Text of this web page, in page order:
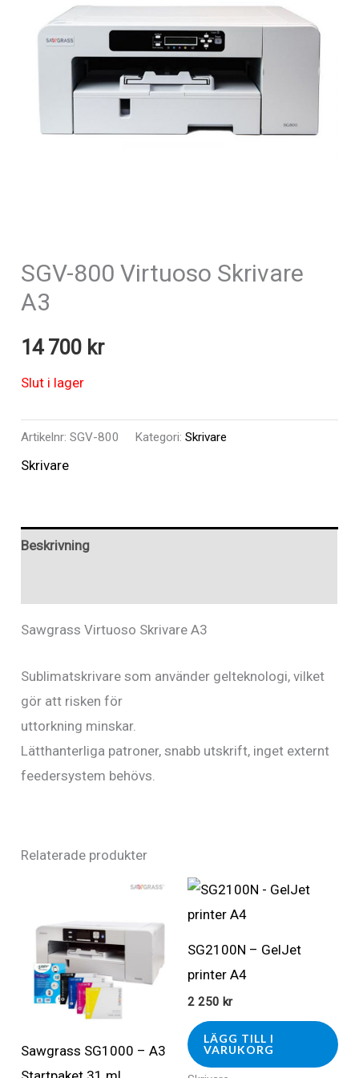
SGV-800 Virtuoso Skrivare
A3
14 700 kr
Slut i lager
Artikelnr:SGV-800 Kategori:Skrivare
Skrivare
Beskrivning
Sawgrass Virtuoso Skrivare A3
Sublimatskrivare som använder gelteknologi, vilket
gör att risken för
uttorkning minskar.
Lätthanterliga patroner, snabb utskrift, inget externt
feedersystem behövs.
Relaterade produkter
Sawgrass SG1000 – A3
SG2100N – GelJet
printer A4
2 250 kr
LÄGG TILL I
VARUKORG